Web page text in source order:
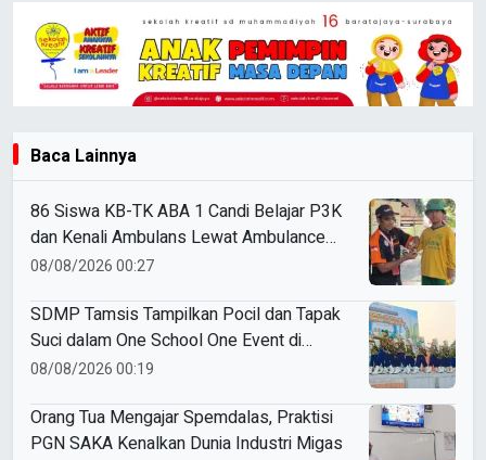
Baca Lainnya
86 Siswa KB-TK ABA 1 Candi Belajar P3K
dan Kenali Ambulans Lewat Ambulance
Goes to Schools
08/08/2026 00:27
SDMP Tamsis Tampilkan Pocil dan Tapak
Suci dalam One School One Event di
Mojokerto
08/08/2026 00:19
Orang Tua Mengajar Spemdalas, Praktisi
PGN SAKA Kenalkan Dunia Industri Migas